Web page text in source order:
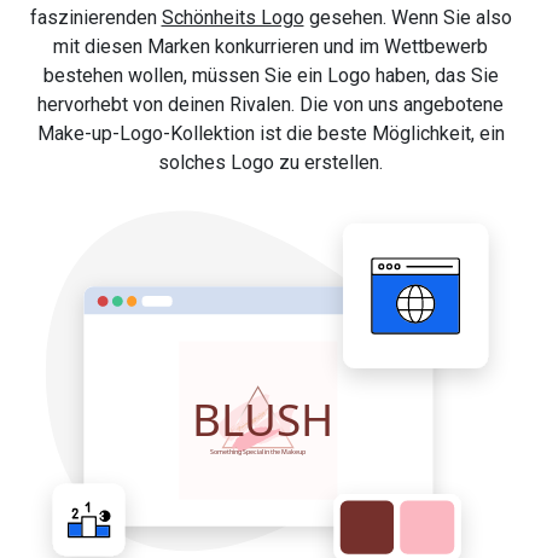
faszinierenden Schönheits Logogesehen. Wenn Sie also
mit diesen Marken konkurrieren und im Wettbewerb
bestehen wollen, müssen Sie ein Logo haben, das Sie
hervorhebt von deinen Rivalen. Die von uns angebotene
Make-up-Logo-Kollektion ist die beste Möglichkeit, ein
solches Logo zu erstellen.